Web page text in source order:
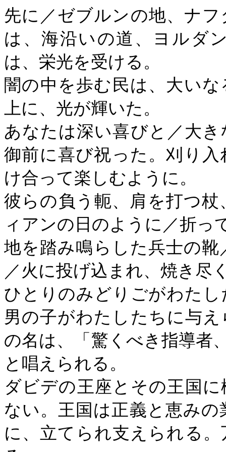
先に／ゼブルンの地、ナ
は、海沿いの道、ヨルダ
は、栄光を受ける。
闇の中を歩む民は、大い
上に、光が輝いた。
あなたは深い喜びと／大
御前に喜び祝った。刈り
け合って楽しむように。
彼らの負う軛、肩を打つ
ィアンの日のように／折っ
地を踏み鳴らした兵士の
／火に投げ込まれ、焼き尽
ひとりのみどりごがわた
男の子がわたしたちに与
の名は、「驚くべき指導者
と唱えられる。
ダビデの王座とその王国
ない。王国は正義と恵み
に、立てられ支えられる